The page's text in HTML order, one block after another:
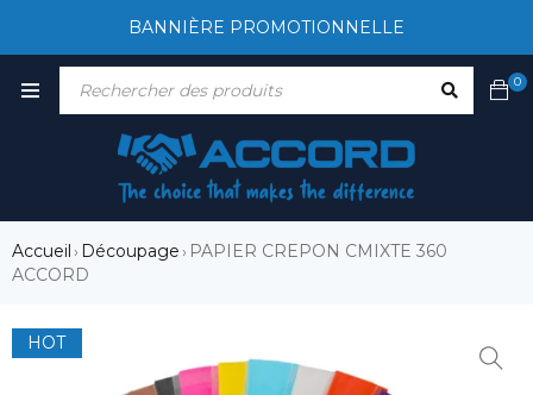
BANNIÈRE PROMOTIONNELLE
0
Accueil› Découpage› PAPIER CREPON CMIXTE 360
ACCORD
HOT